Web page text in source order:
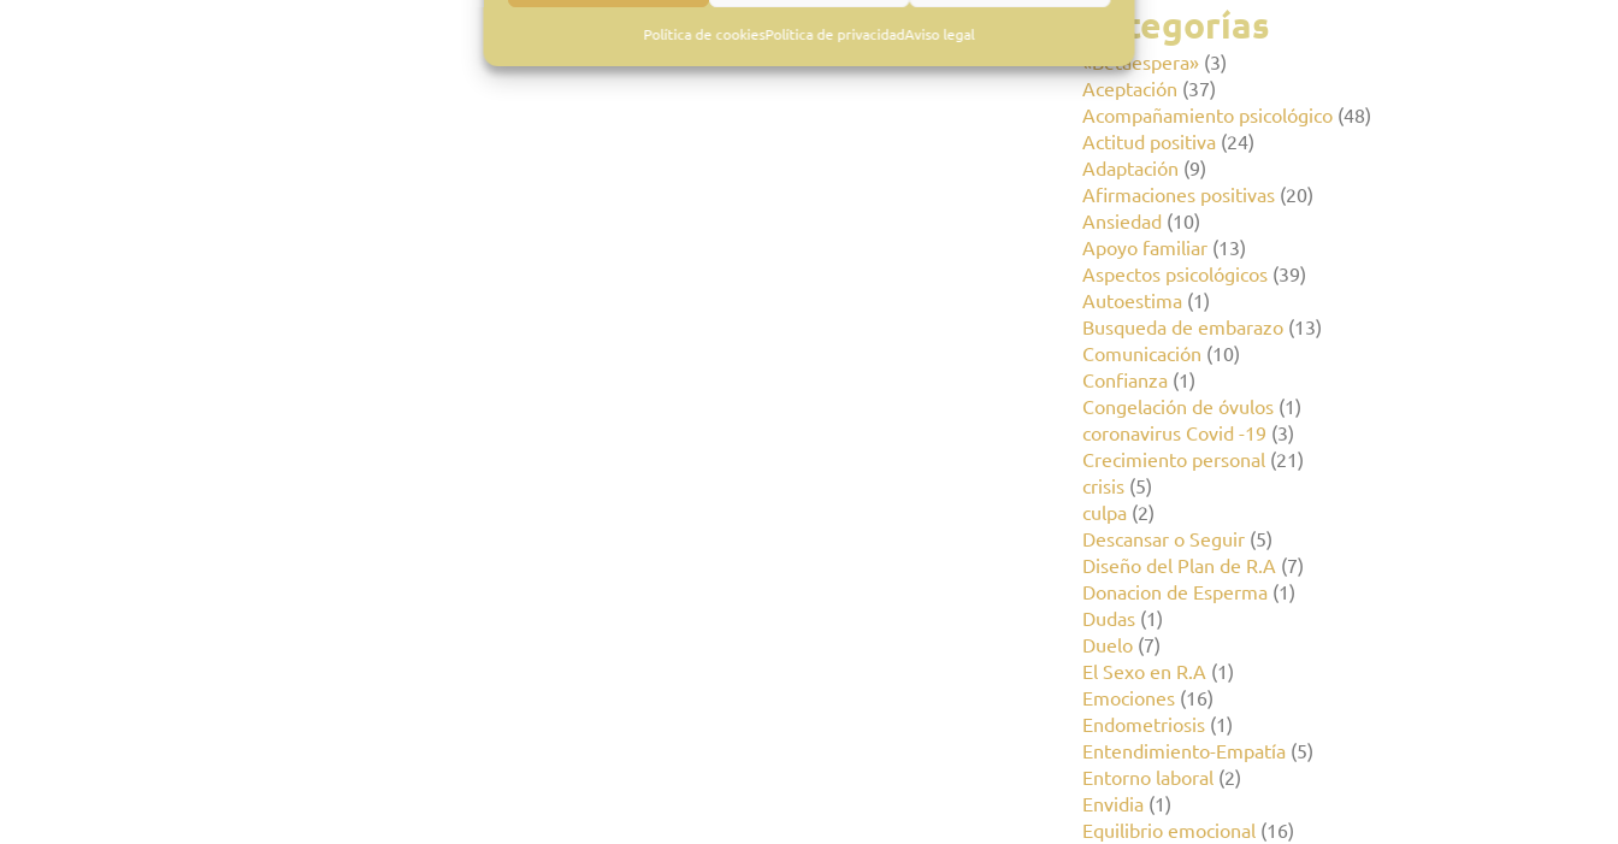
Política de cookiesPolítica de privacidadAviso legal Categorías
«Betaespera»(3)
Aceptación (37)
Acompañamiento psicológico(48)
Actitud positiva(24)
Adaptación (9)
Afirmaciones positivas(20)
Ansiedad (10)
Apoyo familiar(13)
Aspectos psicológicos(39)
Autoestima(1)
Busqueda de embarazo(13)
Comunicación (10)
Confianza(1)
Congelación de óvulos(1)
coronavirus Covid -19 (3)
Crecimiento personal (21)
crisis(5)
culpa(2)
Descansar o Seguir(5)
Diseño del Plan de R.A (7)
Donacion de Esperma(1)
Dudas(1)
Duelo(7)
El Sexo en R.A (1)
Emociones(16)
Endometriosis(1)
Entendimiento-Empatía(5)
Entorno laboral (2)
Envidia(1)
Equilibrio emocional (16)